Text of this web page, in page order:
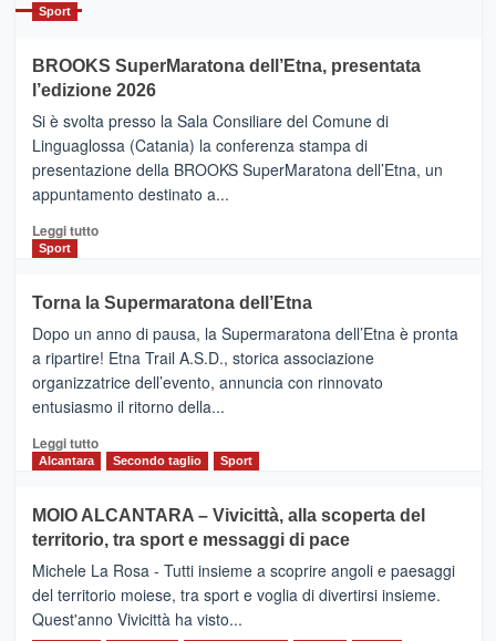
con
la
Al
via
i
collegamenti
Sport
BROOKS SuperMaratona dell’Etna, presentata
l’edizione 2026
Si è svolta presso la Sala Consiliare del Comune di
Linguaglossa (Catania) la conferenza stampa di
presentazione della BROOKS SuperMaratona dell’Etna, un
appuntamento destinato a...
Leggi tuttoLeggi
BROOKS
SuperMaratona
dell’Etna,
presentata
l’edizione
2026
Sport
Torna la Supermaratona dell’Etna
Dopo un anno di pausa, la Supermaratona dell’Etna è pronta
a ripartire! Etna Trail A.S.D., storica associazione
organizzatrice dell’evento, annuncia con rinnovato
entusiasmo il ritorno della...
Leggi tuttoLeggi
Torna
la
Supermaratona
dell’Etna
Alcantara Secondo taglio Sport
MOIO ALCANTARA – Vivicittà, alla scoperta del
territorio, tra sport e messaggi di pace
Michele La Rosa - Tutti insieme a scoprire angoli e paesaggi
del territorio moiese, tra sport e voglia di divertirsi insieme.
Quest'anno Vivicittà ha visto...